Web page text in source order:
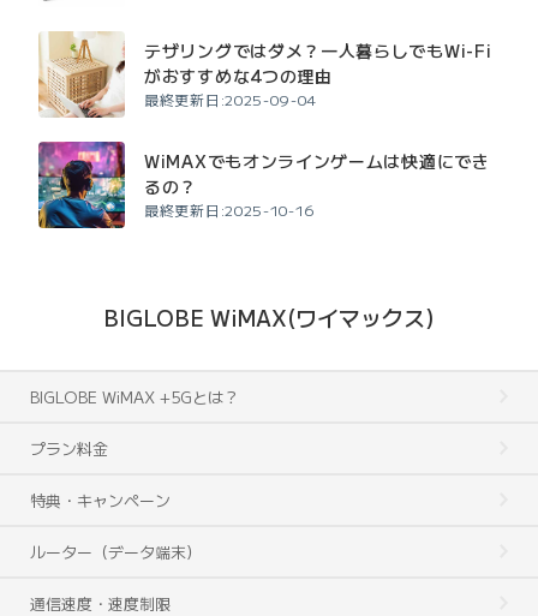
テザリングではダメ？一人暮らしでもWi-Fi
がおすすめな4つの理由
最終更新日:2025-09-04
WiMAXでもオンラインゲームは快適にでき
るの？
最終更新日:2025-10-16
BIGLOBE WiMAX(ワイマックス)
BIGLOBE WiMAX +5Gとは？
プラン料金
特典・キャンペーン
ルーター（データ端末）
通信速度・速度制限